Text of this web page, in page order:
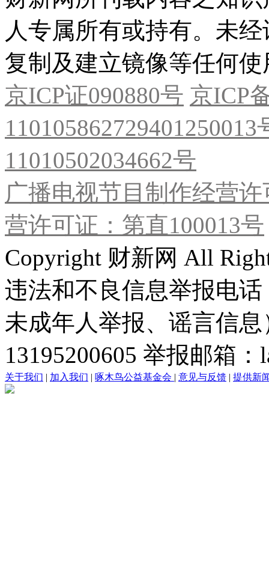
人专属所有或持有。未
复制及建立镜像等任何使
京ICP证090880号 京ICP
11010502034662号
广播电视节目制作经营
营许可证：第直100013号
Copyright 财新网 All
违法和不良信息举报电
未成年人举报、谣言信
13195200605 举报邮箱
关于我们 | 加入我们 | 啄木鸟公益基金会 | 意见与反馈 | 提供新